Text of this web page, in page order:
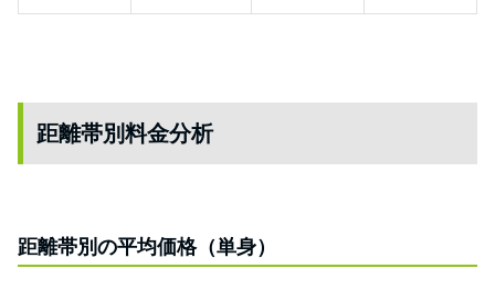
距離帯別料金分析
距離帯別の平均価格（単身）